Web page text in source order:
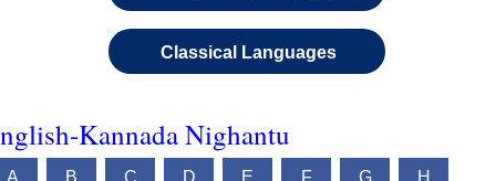
Classical Languages
Kannada Nighantu
A B C D E F G H